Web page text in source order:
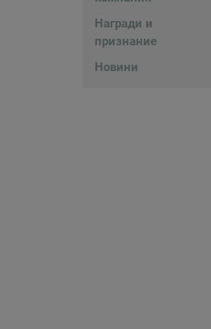
Награди и
признание
Новини